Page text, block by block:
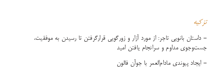
تزکیه
- داستان بانویی تاجر: از مورد آزار و زورگویی قرارگرفتن تا رسیدن به موفقیت،
جست‌وجوی مداوم و سرانجام یافتن امید
- ایجاد پیوندی مادام‌العمر با جوآن فالون